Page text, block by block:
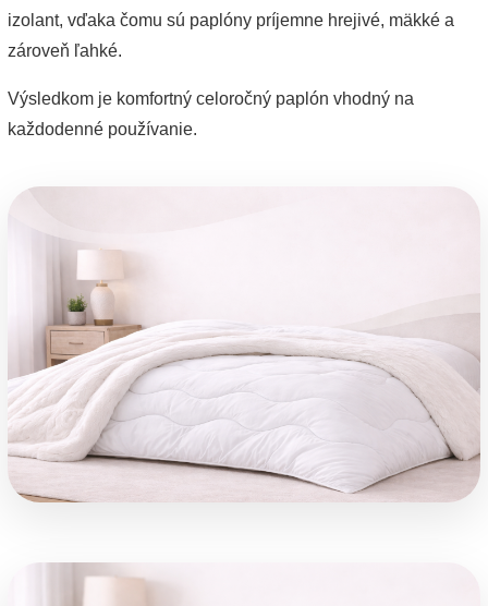
izolant, vďaka čomu sú paplóny príjemne hrejivé, mäkké a
zároveň ľahké.
Výsledkom je komfortný celoročný paplón vhodný na
každodenné používanie.